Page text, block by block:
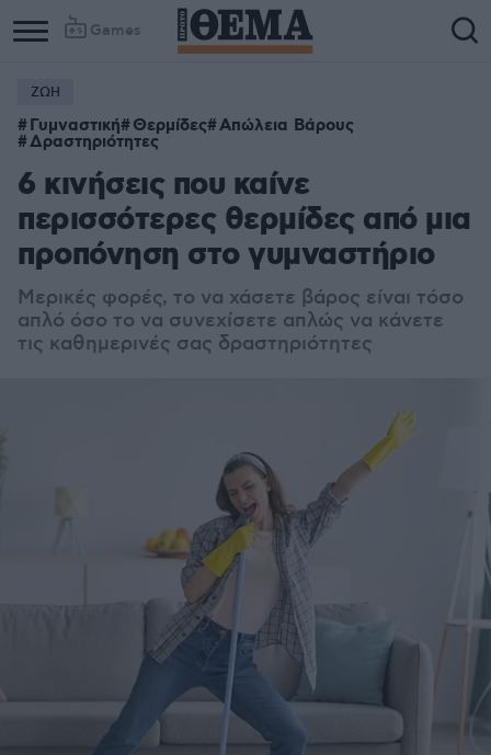
Games
ΖΩΗ
Γυμναστική Θερμίδες Απώλεια Βάρους
Δραστηριότητες
6 κινήσεις που καίνε
περισσότερες θερμίδες από μια
προπόνηση στο γυμναστήριο
Μερικές φορές, το να χάσετε βάρος είναι τόσο
απλό όσο το να συνεχίσετε απλώς να κάνετε
τις καθημερινές σας δραστηριότητες